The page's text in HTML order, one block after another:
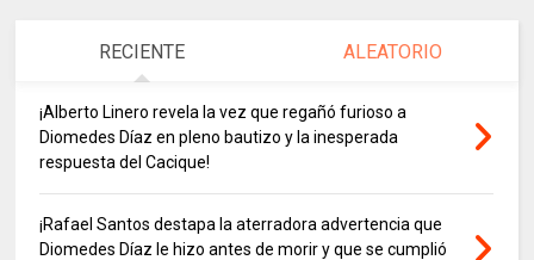
RECIENTE ALEATORIO
¡Alberto Linero revela la vez que regañó furioso a
Diomedes Díaz en pleno bautizo y la inesperada
respuesta del Cacique!
¡Rafael Santos destapa la aterradora advertencia que
Diomedes Díaz le hizo antes de morir y que se cumplió